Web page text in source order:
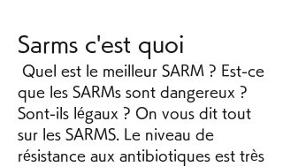
Sarms c'est quoi
que les SARMs sont dangereux ?
Sont-ils légaux ? On vous dit tout
sur les SARMS. Le niveau de
résistance aux antibiotiques est très